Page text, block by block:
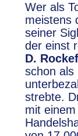
Wer als
meistens
seiner
der einst
D.
schon als
strebte.
mit